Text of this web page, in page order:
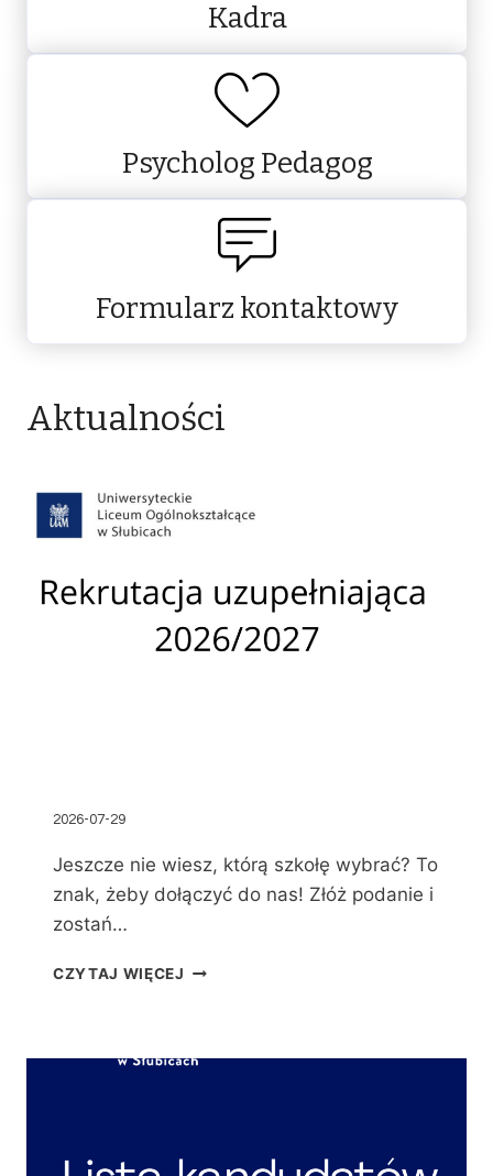
Kadra
Psycholog Pedagog
Formularz kontaktowy
Aktualności
2026-07-29
Jeszcze nie wiesz, którą szkołę wybrać? To
znak, żeby dołączyć do nas! Złóż podanie i
zostań…
CZYTAJ WIĘCEJ